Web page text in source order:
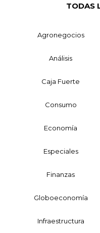
TODAS
Agronegocios
Análisis
Caja Fuerte
Consumo
Economía
Especiales
Finanzas
Globoeconomía
Infraestructura